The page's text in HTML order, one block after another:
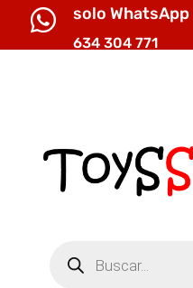
 solo WhatsApp
634 304 771
productos